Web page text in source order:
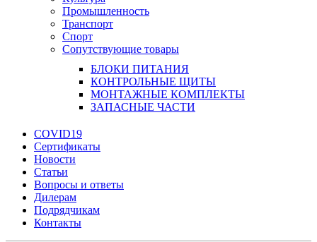
Промышленность
Транспорт
Спорт
Сопутствующие товары
БЛОКИ ПИТАНИЯ
КОНТРОЛЬНЫЕ ЩИТЫ
МОНТАЖНЫЕ КОМПЛЕКТЫ
ЗАПАСНЫЕ ЧАСТИ
COVID19
Сертификаты
Новости
Статьи
Вопросы и ответы
Дилерам
Подрядчикам
Контакты